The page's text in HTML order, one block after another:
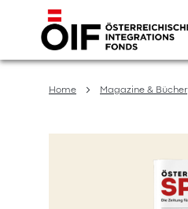
Direkt
zum
Home Magazine & Bücher